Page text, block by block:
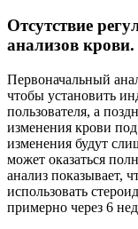
Отсутствие
анализов крови.
Первоначальный
чтобы установить
пользователя, а
изменения крови
изменения будут
может оказаться
анализ показывает,
использовать
примерно через 6